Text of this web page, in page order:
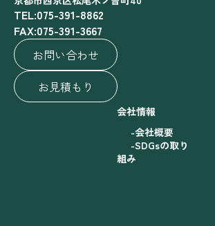
TEL:075-391-8862
FAX:075-391-3667
会社情報
会社概要
SDGsの取り
組み
お問い合わせ
お見積もり